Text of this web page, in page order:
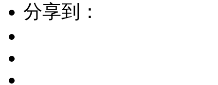
分享到：